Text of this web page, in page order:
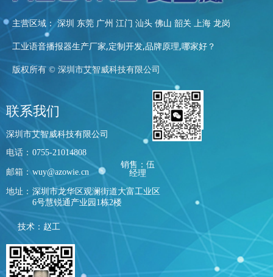
电话： 0755-21014808
邮箱： wuy@azowie.cn
地址： 深圳市龙华区观澜街道大富工业区
6号慧锐通产业园1栋2楼
联系我们
深圳市艾智威科技有限公司
销售：伍
经理
版权所有 © 深圳市艾智威科技有限公司
主营区域： 深圳 东莞 广州 江门 汕头 佛山 韶关 上海 龙岗
工业语音播报器生产厂家,定制开发,品牌原理,哪家好？
技术：赵工